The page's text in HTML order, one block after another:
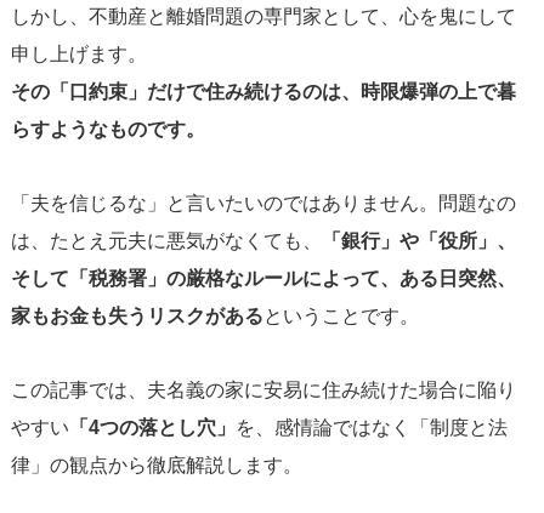
しかし、不動産と離婚問題の専門家として、心を鬼にして
申し上げます。
その「口約束」だけで住み続けるのは、時限爆弾の上で暮
らすようなものです。
「夫を信じるな」と言いたいのではありません。問題なの
は、たとえ元夫に悪気がなくても、
「銀行」や「役所」、
そして「税務署」の厳格なルールによって、ある日突然、
家もお金も失うリスクがあるということです。
この記事では、夫名義の家に安易に住み続けた場合に陥り
やすい 「4つの落とし穴」
を、感情論ではなく「制度と法
律」の観点から徹底解説します。